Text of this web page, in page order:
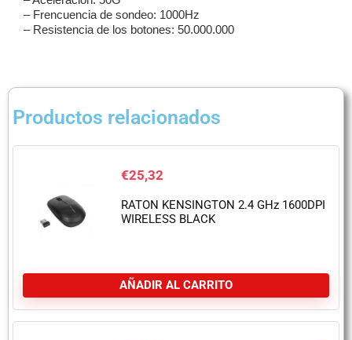
– Frencuencia de sondeo: 1000Hz
– Resistencia de los botones: 50.000.000
Productos relacionados
€25,32
RATON KENSINGTON 2.4 GHz 1600DPI
WIRELESS BLACK
AÑADIR AL CARRITO